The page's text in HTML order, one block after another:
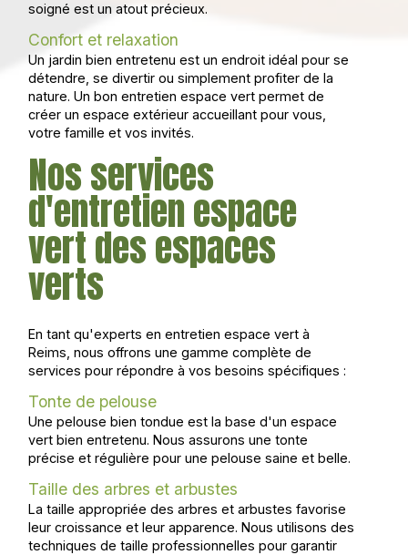
soigné est un atout précieux.
Confort et relaxation
Un jardin bien entretenu est un endroit idéal pour se
détendre, se divertir ou simplement profiter de la
nature. Un bon entretien espace vert permet de
créer un espace extérieur accueillant pour vous,
votre famille et vos invités.
Nos services
d'entretien espace
vert des espaces
verts
En tant qu'experts en entretien espace vert à
Reims, nous offrons une gamme complète de
services pour répondre à vos besoins spécifiques :
Tonte de pelouse
Une pelouse bien tondue est la base d'un espace
vert bien entretenu. Nous assurons une tonte
précise et régulière pour une pelouse saine et belle.
Taille des arbres et arbustes
La taille appropriée des arbres et arbustes favorise
leur croissance et leur apparence. Nous utilisons des
techniques de taille professionnelles pour garantir